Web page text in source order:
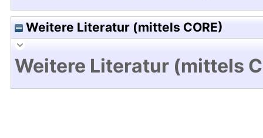
Weitere Literatur (mittels CORE)
Weitere Literatur (mittels